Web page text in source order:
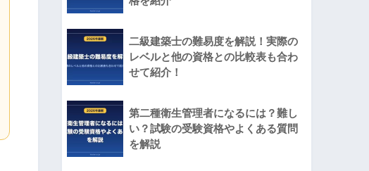
二級建築士の難易度を解説！実際の
レベルと他の資格との比較表も合わ
せて紹介！
第二種衛生管理者になるには？難し
い？試験の受験資格やよくある質問
を解説